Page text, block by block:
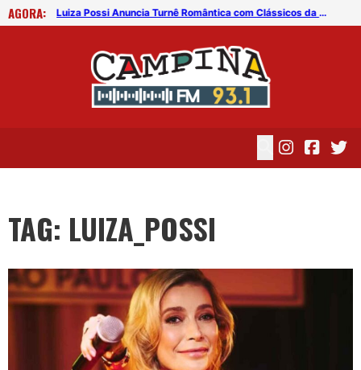
AGORA:
Luiza Possi Anuncia Turnê Romântica com Clássicos da Música Brasileira Luiza Possi Anuncia Turnê Romântica com Clássicos da Música Brasileira
TAG: LUIZA_POSSI